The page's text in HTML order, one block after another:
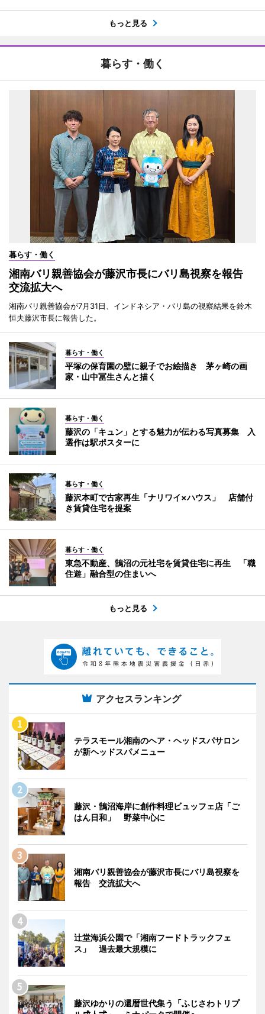
もっと見る
暮らす・働く
暮らす・働く
湘南バリ親善協会が藤沢市長にバリ島視察を報告
交流拡大へ
湘南バリ親善協会が7月31日、インドネシア・バリ島の視察結果を鈴木
恒夫藤沢市長に報告した。
暮らす・働く
平塚の保育園の壁に親子でお絵描き 茅ヶ崎の画
家・山中冨生さんと描く
暮らす・働く
藤沢の「キュン」とする魅力が伝わる写真募集 入
選作は駅ポスターに
暮らす・働く
藤沢本町で古家再生「ナリワイ×ハウス」 店舗付
き賃貸住宅を提案
暮らす・働く
東急不動産、鵠沼の元社宅を賃貸住宅に再生 「職
住遊」融合型の住まいへ
もっと見る
アクセスランキング
テラスモール湘南のヘア・ヘッドスパサロン
が新ヘッドスパメニュー
藤沢・鵠沼海岸に創作料理ビュッフェ店「ご
はん日和」 野菜中心に
湘南バリ親善協会が藤沢市長にバリ島視察を
報告 交流拡大へ
辻堂海浜公園で「湘南フードトラックフェ
ス」 過去最大規模に
藤沢ゆかりの還暦世代集う「ふじさわトリプ